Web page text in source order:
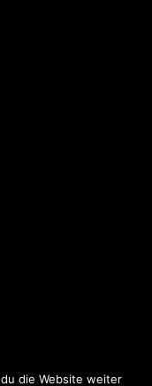
die Website weiter